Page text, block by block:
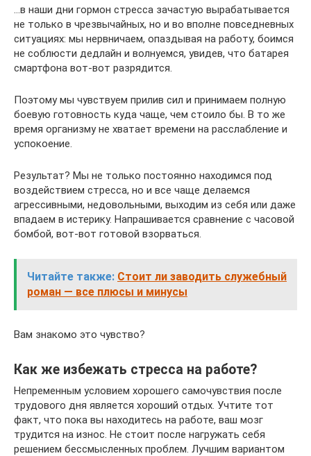
…в наши дни гормон стресса зачастую вырабатывается
не только в чрезвычайных, но и во вполне повседневных
ситуациях: мы нервничаем, опаздывая на работу, боимся
не соблюсти дедлайн и волнуемся, увидев, что батарея
смартфона вот-вот разрядится.
Поэтому мы чувствуем прилив сил и принимаем полную
боевую готовность куда чаще, чем стоило бы. В то же
время организму не хватает времени на расслабление и
успокоение.
Результат? Мы не только постоянно находимся под
воздействием стресса, но и все чаще делаемся
агрессивными, недовольными, выходим из себя или даже
впадаем в истерику. Напрашивается сравнение с часовой
бомбой, вот-вот готовой взорваться.
Читайте также: Стоит ли заводить служебный
роман — все плюсы и минусы
Вам знакомо это чувство?
Как же избежать стресса на работе?
Непременным условием хорошего самочувствия после
трудового дня является хороший отдых. Учтите тот
факт, что пока вы находитесь на работе, ваш мозг
трудится на износ. Не стоит после нагружать себя
решением бессмысленных проблем. Лучшим вариантом